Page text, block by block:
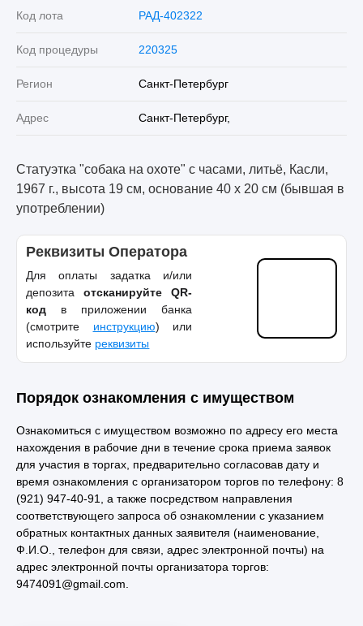
Код лота РАД-402322
Код процедуры 220325
Регион Санкт-Петербург
Адрес Санкт-Петербург,
Статуэтка "собака на охоте" с часами, литьё, Касли,
1967 г., высота 19 см, основание 40 х 20 см (бывшая в
употреблении)
Реквизиты Оператора
Для оплаты задатка и/или
депозита отсканируйте QR-
код в приложении банка
(смотрите инструкцию) или
используйте реквизиты
Порядок ознакомления с имуществом
Ознакомиться с имуществом возможно по адресу его места
нахождения в рабочие дни в течение срока приема заявок
для участия в торгах, предварительно согласовав дату и
время ознакомления с организатором торгов по телефону: 8
(921) 947-40-91, а также посредством направления
соответствующего запроса об ознакомлении с указанием
обратных контактных данных заявителя (наименование,
Ф.И.О., телефон для связи, адрес электронной почты) на
адрес электронной почты организатора торгов:
9474091@gmail.com.